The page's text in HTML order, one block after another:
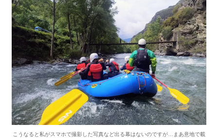
こうなると私がスマホで撮影した写真など出る幕はないのですが…まあ意地で載